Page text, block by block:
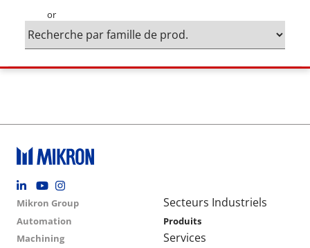
or
Footer social
Group menu
Mikron Group
Automation
Machining
Main navigation
Secteurs Industriels
Produits
Services